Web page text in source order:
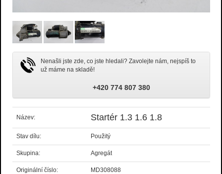
Nenašli jste zde, co jste hledali? Zavolejte nám, nejspíš to
už máme na skladě!
+420 774 807 380
Název: Startér 1.3 1.6 1.8
Stav dílu: Použitý
Skupina: Agregát
Originální číslo: MD308088